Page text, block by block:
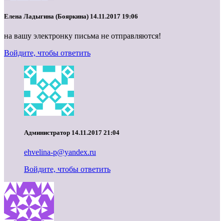
Елена Ладыгина (Бояркина) 14.11.2017 19:06
на вашу электронку письма не отправляются!
Войдите, чтобы ответить
Администратор 14.11.2017 21:04
ehvelina-p@yandex.ru
Войдите, чтобы ответить